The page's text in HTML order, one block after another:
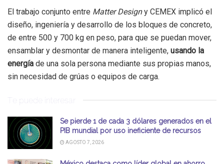
El trabajo conjunto entre Matter Designy CEMEX implicó el
diseño, ingeniería y desarrollo de los bloques de concreto,
de entre 500 y 700 kg en peso, para que se puedan mover,
ensamblar y desmontar de manera inteligente, usando la
energía de una sola persona mediante sus propias manos,
sin necesidad de grúas o equipos de carga.
Te puede interesar
Se pierde 1 de cada 3 dólares generados en el
PIB mundial por uso ineficiente de recursos
AGOSTO 7, 2026